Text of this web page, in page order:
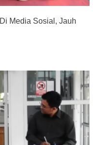
Media Sosial, Jauh